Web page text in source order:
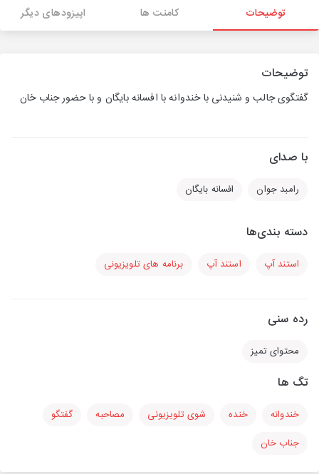
توضیحات کامنت ها اپیزودهای دیگر
توضیحات
گفتگوی جالب و شنیدنی با خندوانه با افسانه بایگان و با حضور جناب خان
با صدای
رامبد جوان افسانه بایگان
دسته بندی‌ها
استند آپ استند آپ برنامه های تلویزیونی
رده سنی
محتوای تمیز
تگ ها
خندوانه خنده شوی تلویزیونی مصاحبه
گفتگو
جناب خان